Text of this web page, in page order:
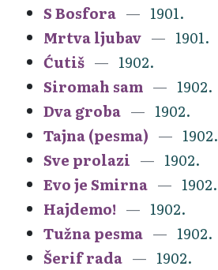
S Bosfora
1901.
Mrtva ljubav
1901.
Ćutiš
1902.
Siromah sam
1902.
Dva groba
1902.
Tajna (pesma)
1902.
Sve prolazi
1902.
Evo je Smirna
1902.
Hajdemo!
1902.
Tužna pesma
1902.
Šerif rada
1902.